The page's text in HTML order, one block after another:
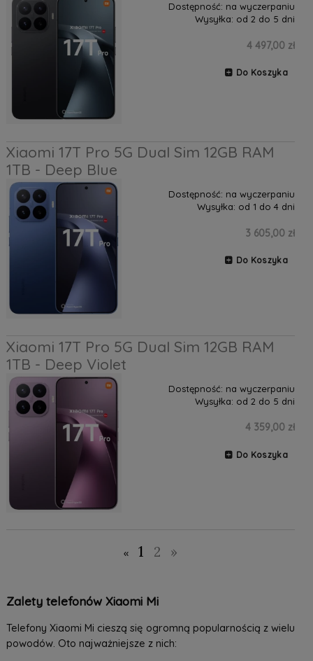
Dostępność: na wyczerpaniu
Wysyłka: od 2 do 5 dni
4 497,00 zł
Do Koszyka
Xiaomi 17T Pro 5G Dual Sim 12GB RAM
1TB - Deep Blue
Dostępność: na wyczerpaniu
Wysyłka: od 1 do 4 dni
3 605,00 zł
Do Koszyka
Xiaomi 17T Pro 5G Dual Sim 12GB RAM
1TB - Deep Violet
Dostępność: na wyczerpaniu
Wysyłka: od 2 do 5 dni
4 359,00 zł
Do Koszyka
« 1 2 »
Zalety telefonów Xiaomi Mi
Telefony Xiaomi Mi cieszą się ogromną popularnością z wielu
powodów. Oto najważniejsze z nich: